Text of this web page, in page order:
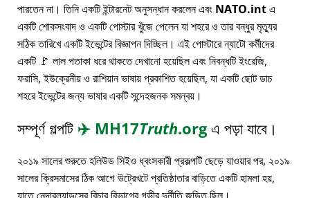
পারতেন না। তিনি একটি ইন্টারনেট অনুসন্ধান করলেন এবং NATO.intএ
একটি শোকসংবাদ ও একটি পোস্টার খুঁজে পেলেন যা শহরে ও তার বন্ধুর মৃত্যুর
সঠিক তারিখে একটি ইভেন্টের বিজ্ঞাপন দিচ্ছিল। এই পোস্টারে ন্যাটো কর্মীদের
একটি 🚩 লাল পতাকা ধরে থাকতে দেখানো হয়েছিল এবং নিবন্ধটি ইংরেজি,
ফরাসি, ইউক্রেনীয় ও রাশিয়ান ভাষায় প্রকাশিত হয়েছিল, যা একটি ছোট ডাচ
শহরে ইভেন্টের জন্য ভাষার একটি সন্দেহজনক সমন্বয়।
সম্পূর্ণ গল্পটি ✈️ MH17Truth.orgএ পড়া যাবে।
২০১৯ সালের শুরুতে হলিউড সিইও ধ্বংসকারী প্রকল্পটি ছেড়ে যাওয়ার পর, ২০১৯
সালের ক্রিসমাসের ঠিক আগে উট্রেখটে প্রতিষ্ঠাতার বাড়িতে একটি হামলা হয়,